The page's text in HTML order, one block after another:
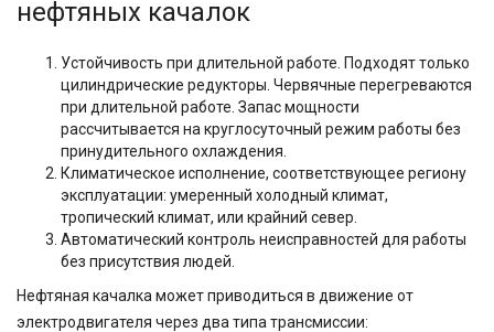
нефтяных качалок
Устойчивость при длительной работе. Подходят только
цилиндрические редукторы. Червячные перегреваются
при длительной работе. Запас мощности
рассчитывается на круглосуточный режим работы без
принудительного охлаждения.
Климатическое исполнение, соответствующее региону
эксплуатации: умеренный холодный климат,
тропический климат, или крайний север.
Автоматический контроль неисправностей для работы
без присутствия людей.
Нефтяная качалка может приводиться в движение от
электродвигателя через два типа трансмиссии: